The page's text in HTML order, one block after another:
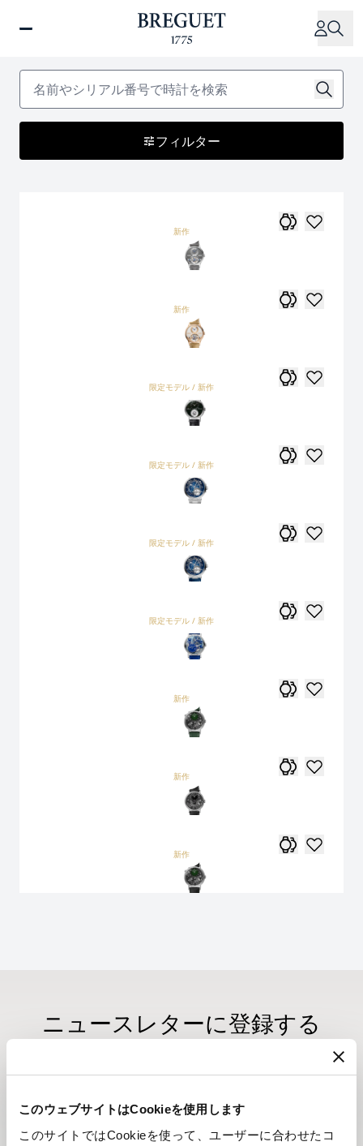
このウェブサイトはCookieを使用します
このサイトではCookieを使って、ユーザーに合わせたコ
フィルター
新作
新作
限定モデル / 新作
限定モデル / 新作
限定モデル / 新作
限定モデル / 新作
新作
新作
新作
ニュースレターに登録する
ブレゲのニュースレターでは、年間を通じてブレゲの最